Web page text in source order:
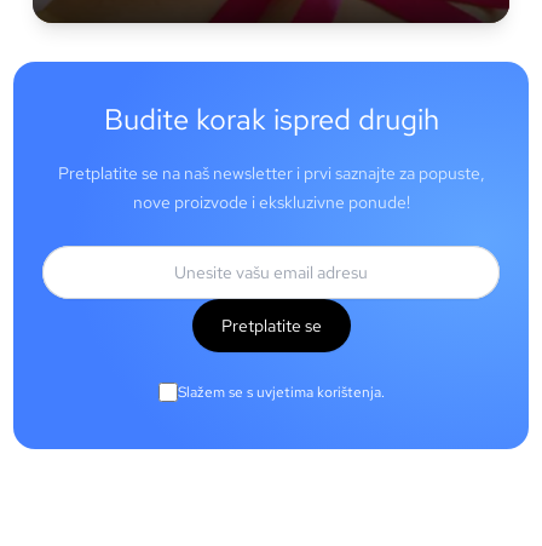
Budite korak ispred drugih
Pretplatite se na naš newsletter i prvi saznajte za popuste,
nove proizvode i ekskluzivne ponude!
Pretplatite se
Slažem se s uvjetima korištenja.